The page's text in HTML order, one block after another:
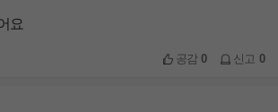
요
공감0 신고 0